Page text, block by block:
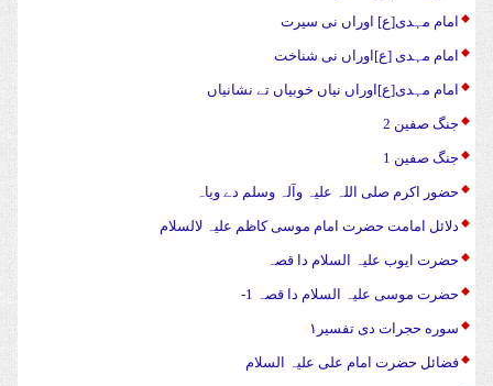
امام مہدی[ع] اوراں نی سیرت
امام مہدی [ع]اوراں نی شناخت
امام مہدی[ع]اوراں نیاں خوبیاں تے نشانیاں
جنگ صفین 2
جنگ صفین 1
حضور اکرم صلی اللہ علیہ وآلہ وسلم دے ویاہ
دلائل امامت حضرت امام موسی کاظم علیہ لالسلام
حضرت ایوب علیہ السلام دا قصہ
حضرت موسی علیہ السلام دا قصہ 1-
سوره حجرات دی تفسیر۱
فضائل حضرت امام علی علیہ السلام